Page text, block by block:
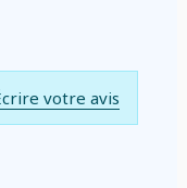
votre avis